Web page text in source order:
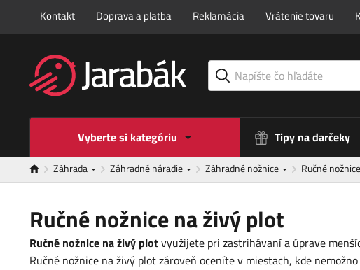
Kontakt Doprava a platba Reklamácia Vrátenie tovaru
Vyberte si kategóriu Tipy na darčeky
Záhrada Záhradné náradie Záhradné nožnice Ručné
Ručné nožnice na živý plot
Ručné nožnice na živý plotvyužijete pri zastrihávaní a úprave
Ručné nožnice na živý plot zároveň oceníte v miestach, kde